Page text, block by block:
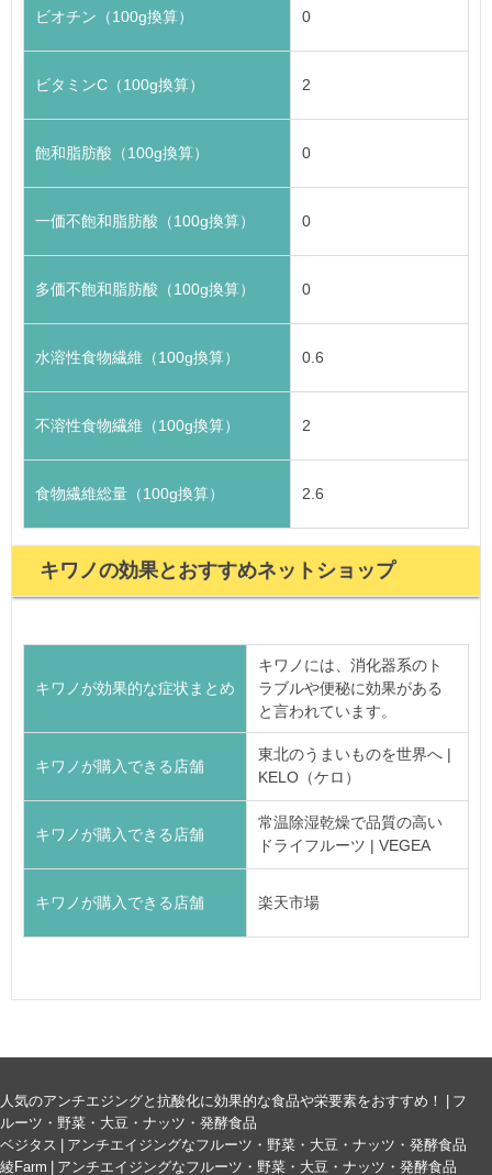
ビオチン（100g換算） 0
ビタミンC（100g換算） 2
飽和脂肪酸（100g換算） 0
一価不飽和脂肪酸（100g換算） 0
多価不飽和脂肪酸（100g換算） 0
水溶性食物繊維（100g換算） 0.6
不溶性食物繊維（100g換算） 2
食物繊維総量（100g換算） 2.6
キワノの効果とおすすめネットショップ
キワノが効果的な症状まとめ
キワノには、消化器系のト
ラブルや便秘に効果がある
と言われています。
キワノが購入できる店舗
東北のうまいものを世界へ |
KELO（ケロ）
キワノが購入できる店舗
常温除湿乾燥で品質の高い
ドライフルーツ | VEGEA
キワノが購入できる店舗 楽天市場
人気のアンチエジングと抗酸化に効果的な食品や栄要素をおすすめ！ | フ
ルーツ・野菜・大豆・ナッツ・発酵食品
ベジタス | アンチエイジングなフルーツ・野菜・大豆・ナッツ・発酵食品
綾Farm | アンチエイジングなフルーツ・野菜・大豆・ナッツ・発酵食品